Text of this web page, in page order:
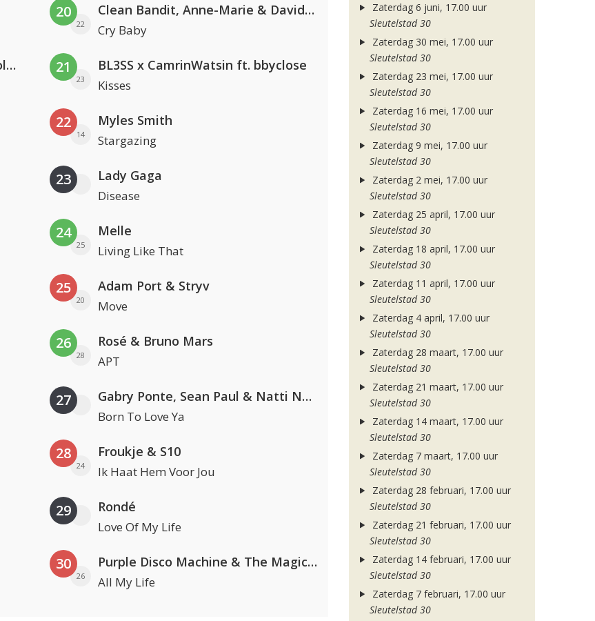
Hugel x Topic x Arash feat. Daecolm
20
22
Clean Bandit, Anne-Marie & David Guetta
Cry Baby
21
23
BL3SS x CamrinWatsin ft. bbyclose
Kisses
22
14
Myles Smith
Stargazing
23 Lady Gaga
Disease
24
25
Melle
Living Like That
25
20
Adam Port & Stryv
Move
26
28
Rosé & Bruno Mars
APT
27 Gabry Ponte, Sean Paul & Natti Natasha
Born To Love Ya
28
24
Froukje & S10
Ik Haat Hem Voor Jou
29 Rondé
Love Of My Life
30
26
Purple Disco Machine & The Magician
All My Life
Zaterdag 6 juni, 17.00 uur
Sleutelstad 30
Zaterdag 30 mei, 17.00 uur
Sleutelstad 30
Zaterdag 23 mei, 17.00 uur
Sleutelstad 30
Zaterdag 16 mei, 17.00 uur
Sleutelstad 30
Zaterdag 9 mei, 17.00 uur
Sleutelstad 30
Zaterdag 2 mei, 17.00 uur
Sleutelstad 30
Zaterdag 25 april, 17.00 uur
Sleutelstad 30
Zaterdag 18 april, 17.00 uur
Sleutelstad 30
Zaterdag 11 april, 17.00 uur
Sleutelstad 30
Zaterdag 4 april, 17.00 uur
Sleutelstad 30
Zaterdag 28 maart, 17.00 uur
Sleutelstad 30
Zaterdag 21 maart, 17.00 uur
Sleutelstad 30
Zaterdag 14 maart, 17.00 uur
Sleutelstad 30
Zaterdag 7 maart, 17.00 uur
Sleutelstad 30
Zaterdag 28 februari, 17.00 uur
Sleutelstad 30
Zaterdag 21 februari, 17.00 uur
Sleutelstad 30
Zaterdag 14 februari, 17.00 uur
Sleutelstad 30
Zaterdag 7 februari, 17.00 uur
Sleutelstad 30